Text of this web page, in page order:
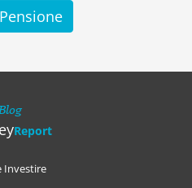
Report
Investire